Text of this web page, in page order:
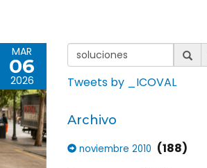
MAR
06
2026 Tweets by _ICOVAL
Archivo
noviembre 2010 (188)